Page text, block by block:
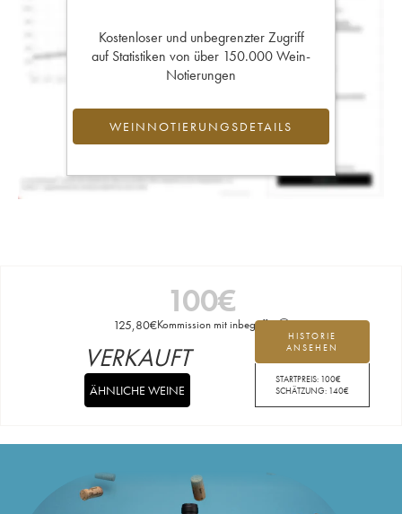
Kostenloser und unbegrenzter Zugriff
auf Statistiken von über 150.000 Wein-
Notierungen
WEINNOTIERUNGSDETAILS
100€
125,80€Kommission mit inbegriffen
HISTORIE
ANSEHEN
STARTPREIS: 100€
SCHÄTZUNG: 140€
VERKAUFT
ÄHNLICHE WEINE